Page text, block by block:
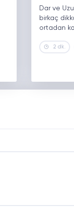
Dar ve
birkaç
ortadan
2 dk.